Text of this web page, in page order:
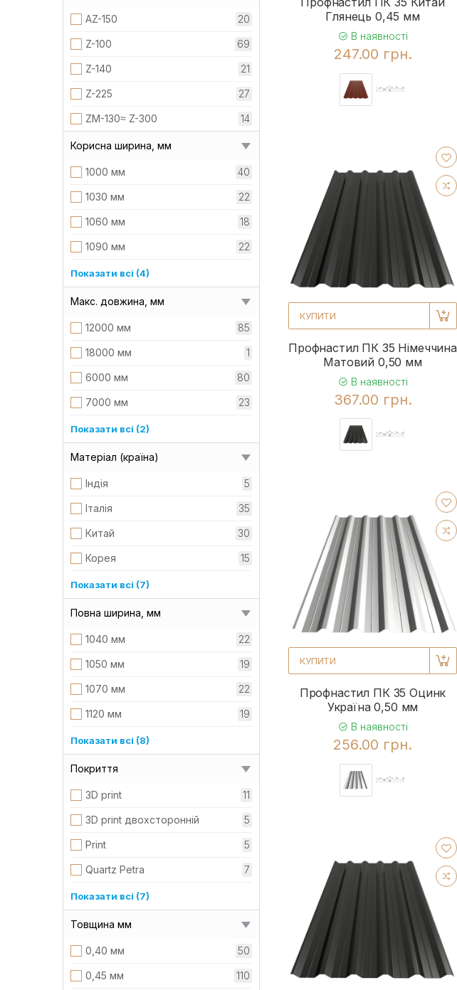
AZ-150 20
Z-100 69
Z-140 21
Z-225 27
ZM-130≈ Z-300 14
Корисна ширина, мм
1000 мм 40
1030 мм 22
1060 мм 18
1090 мм 22
1110 мм
91
1160 мм 36
1180 мм 21
Показати всі (4)
Макс. довжина, мм
12000 мм 85
18000 мм 1
6000 мм 80
7000 мм 23
8000 мм
9000 мм 22
Показати всі (2)
Матеріал (країна)
Індія 5
Італія 35
Китай 30
Корея 15
Люксембург
27
Польща 12
Словаччина 6
Туреччина 26
Турція 14
Показати всі (7)
Повна ширина, мм
1040 мм 22
1050 мм 19
1070 мм 22
1120 мм 19
1130 мм
23
1170 мм 22
1180 мм 46
1190 мм 22
1195 мм 18
1220 мм 22
Показати всі (8)
Покриття
3D print 11
3D print двохсторонній 5
Print 5
Quartz Petra 7
Relief iceCrystal
13
Алюцинк 26
Глянець 44
Показати всі (7)
Товщина мм
0,40 мм 50
0,45 мм 110
Глянець 0,45 мм
В наявності
247.00 грн.
КУПИТИ
Профнастил ПК 35 Німеччина
Матовий 0,50 мм
В наявності
367.00 грн.
КУПИТИ
Профнастил ПК 35 Оцинк
Україна 0,50 мм
В наявності
256.00 грн.